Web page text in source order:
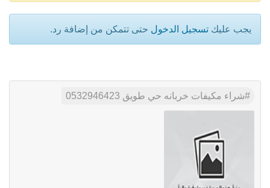
يجب عليك تسجيل الدخول حتى تتمكن من إضافة رد.
شراء مكيفات خربانه حي طويق 0532946423